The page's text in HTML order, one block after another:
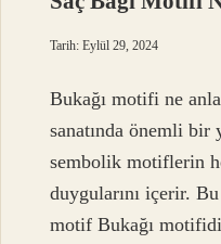
Tarih: Eylül 29, 2024
Bukağı motifi ne
sanatında önemli bir
sembolik motiflerin
duygularını içerir.
motif Bukağı